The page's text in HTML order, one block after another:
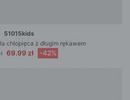
51015kids
chłopięca z długim rękawem
69.99 zł -42%